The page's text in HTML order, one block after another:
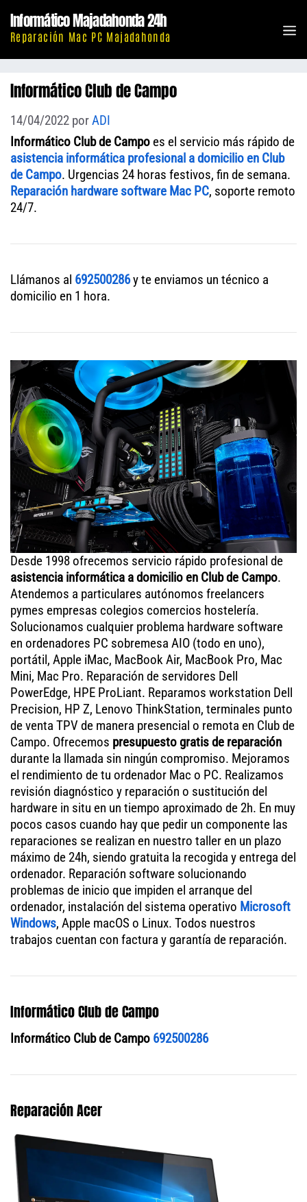
contenido
Informático Majadahonda 24h
Reparación Mac PC Majadahonda
Informático Club de Campo
14/04/2022 porADI
Informático Club de Campo es el servicio más rápido de
asistencia informática profesional a domicilio en Club
de Campo. Urgencias 24 horas festivos, fin de semana.
Reparación hardware software Mac PC, soporte remoto
24/7.
Llámanos al 692500286y te enviamos un técnico a
domicilio en 1 hora.
Desde 1998 ofrecemos servicio rápido profesional de
asistencia informática a domicilio en Club de Campo.
Atendemos a particulares autónomos freelancers
pymes empresas colegios comercios hostelería.
Solucionamos cualquier problema hardware software
en ordenadores PC sobremesa AIO (todo en uno),
portátil, Apple iMac, MacBook Air, MacBook Pro, Mac
Mini, Mac Pro. Reparación de servidores Dell
PowerEdge, HPE ProLiant. Reparamos workstation Dell
Precision, HP Z, Lenovo ThinkStation, terminales punto
de venta TPV de manera presencial o remota en Club de
Campo. Ofrecemos presupuesto gratis de reparación
durante la llamada sin ningún compromiso. Mejoramos
el rendimiento de tu ordenador Mac o PC. Realizamos
revisión diagnóstico y reparación o sustitución del
hardware in situ en un tiempo aproximado de 2h. En muy
pocos casos cuando hay que pedir un componente las
reparaciones se realizan en nuestro taller en un plazo
máximo de 24h, siendo gratuita la recogida y entrega del
ordenador. Reparación software solucionando
problemas de inicio que impiden el arranque del
ordenador, instalación del sistema operativo Microsoft
Windows, Apple macOS o Linux. Todos nuestros
trabajos cuentan con factura y garantía de reparación.
Informático Club de Campo
Informático Club de Campo 692500286
Reparación Acer